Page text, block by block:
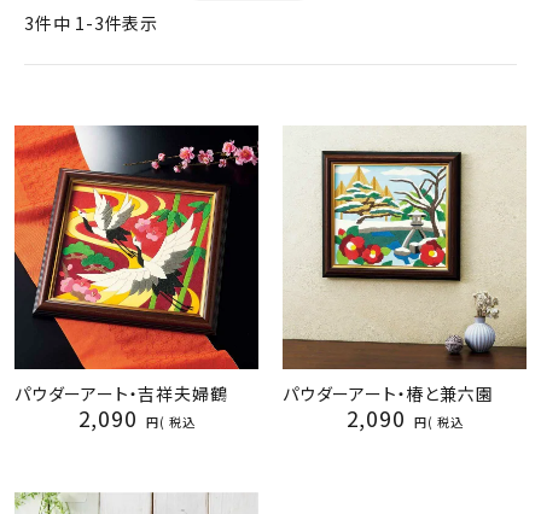
ジャンルで選ぶ
レビューを見る
コーポレートサイト
実店舗案内
デイサービス／
介護施設関係の方へ
最新のチラシはこちら
お問い合わせ
3件中 1-3件表示
パウダーアート・吉祥夫婦鶴
2,090 税込
パウダーアート・椿と兼六園
2,090 税込